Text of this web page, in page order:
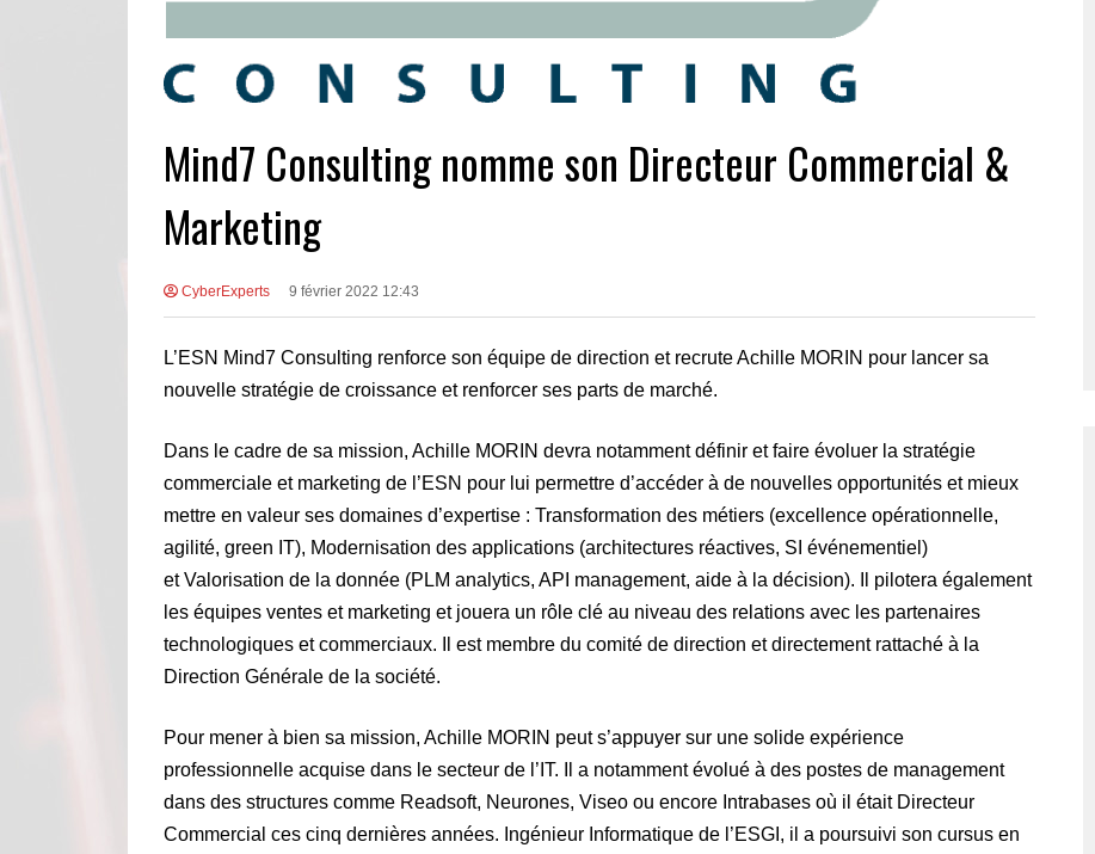
Mind7 Consulting nomme son Directeur Commercial &
Marketing
CyberExperts 9 février 2022 12:43
L’ESN Mind7 Consulting renforce son équipe de direction et recrute Achille MORIN pour lancer sa
nouvelle stratégie de croissance et renforcer ses parts de marché.
Dans le cadre de sa mission, Achille MORIN devra notamment définir et faire évoluer la stratégie
commerciale et marketing de l’ESN pour lui permettre d’accéder à de nouvelles opportunités et mieux
mettre en valeur ses domaines d’expertise : Transformation des métiers (excellence opérationnelle,
agilité, green IT), Modernisation des applications (architectures réactives, SI événementiel)
et Valorisation de la donnée (PLM analytics, API management, aide à la décision). Il pilotera également
les équipes ventes et marketing et jouera un rôle clé au niveau des relations avec les partenaires
technologiques et commerciaux. Il est membre du comité de direction et directement rattaché à la
Direction Générale de la société.
Pour mener à bien sa mission, Achille MORIN peut s’appuyer sur une solide expérience
professionnelle acquise dans le secteur de l’IT. Il a notamment évolué à des postes de management
dans des structures comme Readsoft, Neurones, Viseo ou encore Intrabases où il était Directeur
Commercial ces cinq dernières années. Ingénieur Informatique de l’ESGI, il a poursuivi son cursus en